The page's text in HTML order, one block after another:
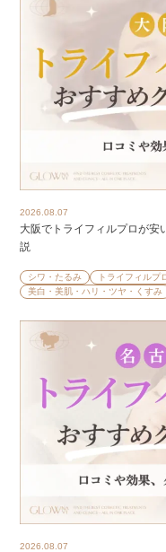
2026.08.07
大阪でトライフィルプロが安
説
シワ・たるみ トライフィルプ
美白・美肌・ハリ・ツヤ・くすみ
2026.08.07